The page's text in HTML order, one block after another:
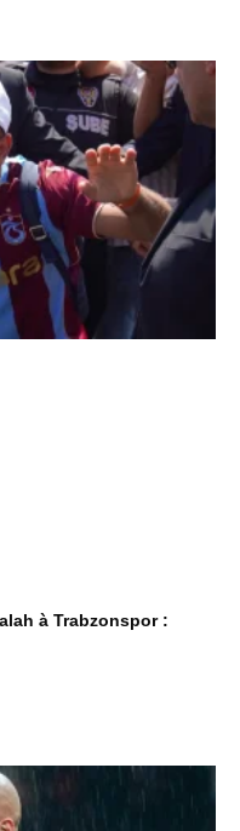
à Trabzonspor :